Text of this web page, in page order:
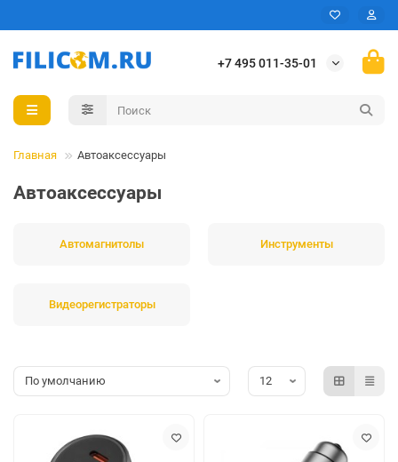
+7 495 011-35-01
Главная Автоаксессуары
Автоаксессуары
Автомагнитолы Инструменты
Видеорегистраторы